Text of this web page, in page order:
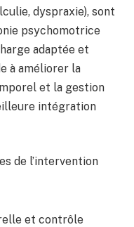
dyspraxie), sont
psychomotrice
adaptée et
à améliorer la
et la gestion
intégration
de l’intervention
et contrôle